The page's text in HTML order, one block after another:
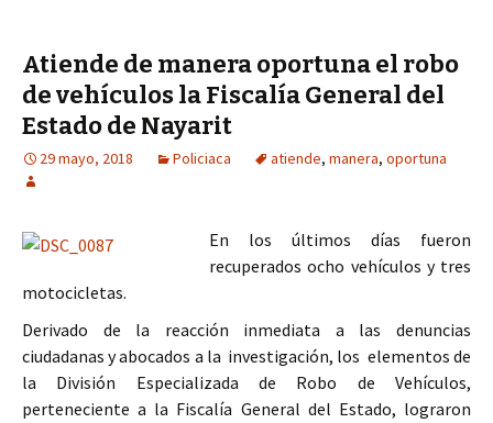
Atiende de manera oportuna el robo
de vehículos la Fiscalía General del
Estado de Nayarit
29 mayo, 2018 Policiaca atiende, manera, oportuna
En los últimos días fueron
recuperados ocho vehículos y tres
motocicletas.
Derivado de la reacción inmediata a las denuncias
ciudadanas y abocados a la investigación, los elementos de
la División Especializada de Robo de Vehículos,
perteneciente a la Fiscalía General del Estado, lograron